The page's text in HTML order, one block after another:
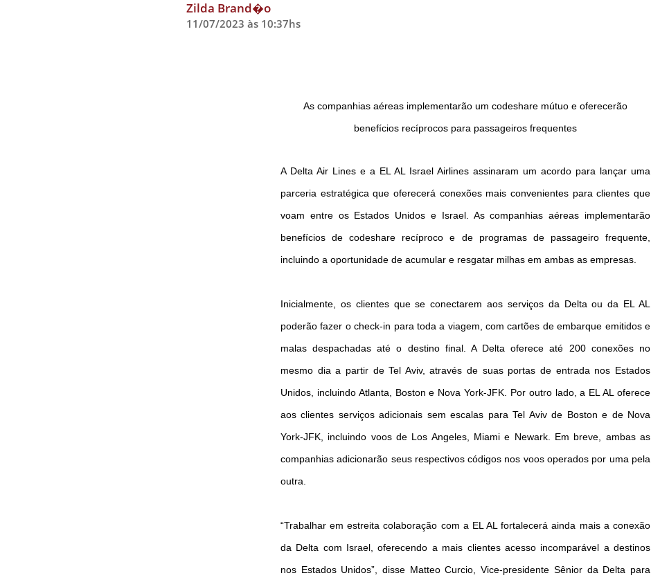
Zilda Brand�o
11/07/2023 às 10:37hs
As companhias aéreas implementarão um codeshare mútuo e oferecerão
benefícios recíprocos para passageiros frequentes
A Delta Air Lines e a EL AL Israel Airlines assinaram um acordo para lançar uma
parceria estratégica que oferecerá conexões mais convenientes para clientes que
voam entre os Estados Unidos e Israel. As companhias aéreas implementarão
benefícios de codeshare recíproco e de programas de passageiro frequente,
incluindo a oportunidade de acumular e resgatar milhas em ambas as empresas.
Inicialmente, os clientes que se conectarem aos serviços da Delta ou da EL AL
poderão fazer o check-in para toda a viagem, com cartões de embarque emitidos e
malas despachadas até o destino final. A Delta oferece até 200 conexões no
mesmo dia a partir de Tel Aviv, através de suas portas de entrada nos Estados
Unidos, incluindo Atlanta, Boston e Nova York-JFK. Por outro lado, a EL AL oferece
aos clientes serviços adicionais sem escalas para Tel Aviv de Boston e de Nova
York-JFK, incluindo voos de Los Angeles, Miami e Newark. Em breve, ambas as
companhias adicionarão seus respectivos códigos nos voos operados por uma pela
outra.
“Trabalhar em estreita colaboração com a EL AL fortalecerá ainda mais a conexão
da Delta com Israel, oferecendo a mais clientes acesso incomparável a destinos
nos Estados Unidos”, disse Matteo Curcio, Vice-presidente Sênior da Delta para